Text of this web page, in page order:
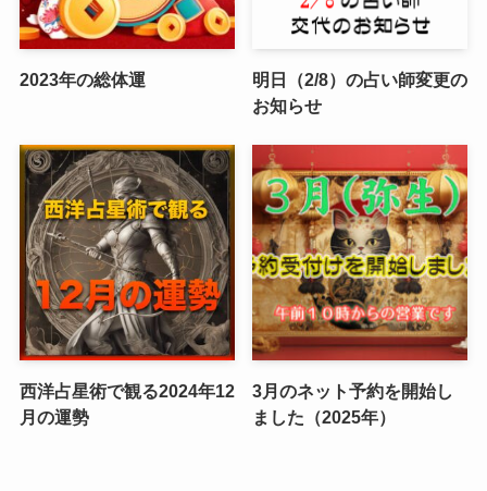
2023年の総体運
明日（2/8）の占い師変更の
お知らせ
西洋占星術で観る2024年12
月の運勢
3月のネット予約を開始し
ました（2025年）